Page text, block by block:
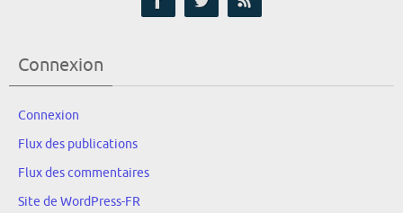
Connexion
Connexion
Flux des publications
Flux des commentaires
Site de WordPress-FR